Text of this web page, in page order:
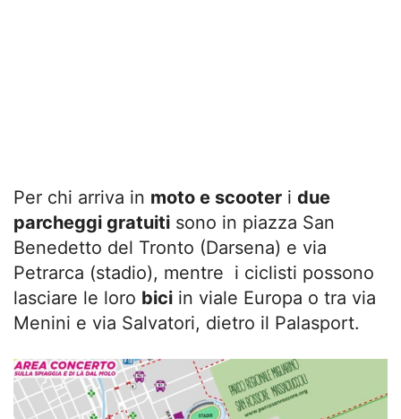
Per chi arriva in moto e scooter i due
parcheggi gratuiti sono in piazza San
Benedetto del Tronto (Darsena) e via
Petrarca (stadio), mentre i ciclisti possono
lasciare le loro bici in viale Europa o tra via
Menini e via Salvatori, dietro il Palasport.